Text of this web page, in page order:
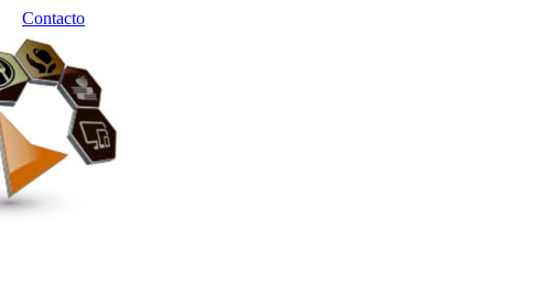
Contacto